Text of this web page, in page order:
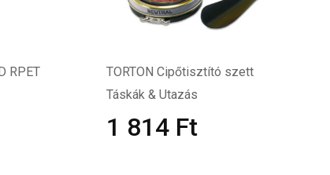
RPET
TORTON Cipőtisztító szett
Táskák & Utazás
1 814 Ft